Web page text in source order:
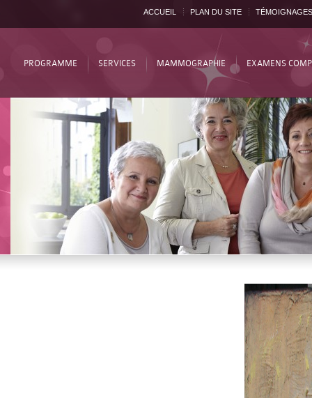
ACCUEIL PLAN DU SITE TÉMOIGNAGES
PROGRAMME SERVICES MAMMOGRAPHIE EXAMENS